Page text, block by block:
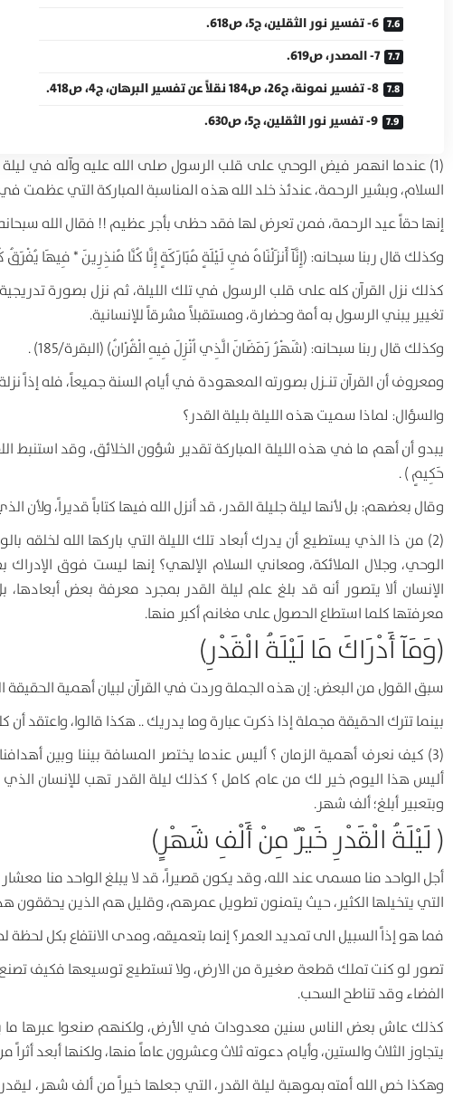
6- تفسير نور الثقلين، ج5، ص618.
7- المصدر، ص619.
8- تفسير نمونة، ج26، ص184 نقلاً عن تفسير البرهان، ج4، ص418.
9- تفسير نور الثقلين، ج5، ص630.
(1) عندما انهمر فيض الوحي على قلب الرسول صلى الله عليه وآله في ليلة
السلام، وبشير الرحمة، عندئذ خلد الله هذه المناسبة المباركة التي عظمت
إنها حقاً عيد الرحمة، فمن تعرض لها فقد حظى بأجر عظيم !! فقال الله سبحانه:
وكذلك قال ربنا سبحانه: (إِنَّآ أَنزَلْنَاهُ فِي لَيْلَةٍ مُبَارَكَةٍ إِنَّا كُنَّا مُنذِرِينَ * فِيهَا يُفْرَقُ
كذلك نزل القرآن كله على قلب الرسول في تلك الليلة، ثم نزل بصورة
تغيير يبني الرسول به أمة وحضارة، ومستقبلاً مشرقاً للإنسانية.
وكذلك قال ربنا سبحانه: (شَهْرُ رَمَضَانَ الَّذِي اُنْزِلَ فِيهِ الْقُرْانُ) (البقرة/185) .
ومعروف أن القرآن تنـزل بصورته المعهودة في أيام السنة جميعاً، فله إذاً
والسؤال: لماذا سميت هذه الليلة بليلة القدر؟
يبدو أن أهم ما في هذه الليلة المباركة تقدير شؤون الخلائق، وقد استنبط
حَكِيمٍ ) .
وقال بعضهم: بل لأنها ليلة جليلة القدر، قد أنزل الله فيها كتاباً قديراً، ولأن
(2) من ذا الذي يستطيع أن يدرك أبعاد تلك الليلة التي باركها الله
الوحي، وجلال الملائكة، ومعاني السلام الإلهي؟ إنها ليست فوق
الإنسان ألا يتصور أنه قد بلغ علم ليلة القدر بمجرد معرفة بعض
معرفتها كلما استطاع الحصول على مغانم أكبر منها.
(وَمَآ أَدْرَاكَ مَا لَيْلَةُ الْقَدْرِ)
سبق القول من البعض: إن هذه الجملة وردت في القرآن لبيان أهمية الحقيقة
بينما تترك الحقيقة مجملة إذا ذكرت عبارة وما يدريك .. هكذا قالوا، واعتقد أن
(3) كيف نعرف أهمية الزمان ؟ أليس عندما يختصر المسافة بيننا وبين
أليس هذا اليوم خير لك من عام كامل ؟ كذلك ليلة القدر تهب للإنسان
وبتعبير أبلغ؛ ألف شهر.
( لَيْلَةُ الْقَدْرِ خَيْرٌ مِنْ أَلْفِ شَهْرٍ)
أجل الواحد منا مسمى عند الله، وقد يكون قصيراً، قد لا يبلغ الواحد منا
التي يتخيلها الكثير، حيث يتمنون تطويل عمرهم، وقليل هم الذين يحققون
فما هو إذاً السبيل الى تمديد العمر؟ إنما بتعميقه، ومدى الانتفاع بكل لحظة
تصور لو كنت تملك قطعة صغيرة من الارض، ولا تستطيع توسيعها فكيف
الفضاء وقد تناطح السحب.
كذلك عاش بعض الناس سنين معدودات في الأرض، ولكنهم صنعوا عبرها ما
يتجاوز الثلاث والستين، وأيام دعوته ثلاث وعشرون عاماً منها، ولكنها أبعد
وهكذا خص الله أمته بموهبة ليلة القدر، التي جعلها خيراً من ألف شهر،